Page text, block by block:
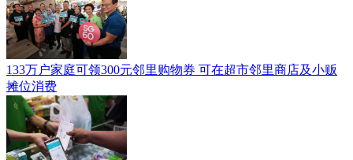
133万户家庭可领300元邻里购物券 可在超市邻里商店及小贩
摊位消费